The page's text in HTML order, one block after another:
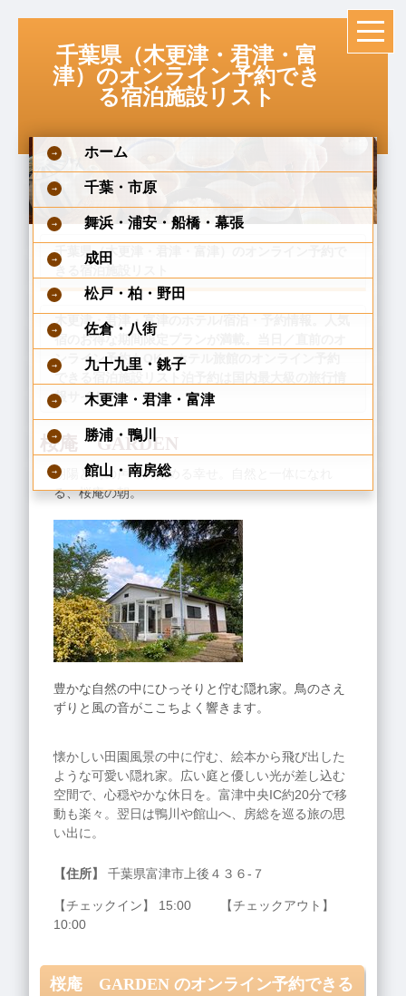
千葉県（木更津・君津・富
津）のオンライン予約でき
る宿泊施設リスト
ホーム
千葉・市原
舞浜・浦安・船橋・幕張
成田
松戸・柏・野田
佐倉・八街
九十九里・銚子
木更津・君津・富津
勝浦・鴨川
館山・南房総
千葉県（木更津・君津・富津）のオンライン予約で
きる宿泊施設リスト
木更津・君津・富津のホテル/宿泊・予約情報。人気
宿のお得な期間限定プランが満載。当日／直前のオ
ンライン予約もOK。ホテル旅館のオンライン予約
できる宿泊施設リスト泊予約は国内最大級の旅行情
報サイト
桜庵 GARDEN
朝陽と鳥の声で目覚める幸せ。自然と一体になれ
る、桜庵の朝。
豊かな自然の中にひっそりと佇む隠れ家。鳥のさえ
ずりと風の音がここちよく響きます。
懐かしい田園風景の中に佇む、絵本から飛び出した
ような可愛い隠れ家。広い庭と優しい光が差し込む
空間で、心穏やかな休日を。富津中央IC約20分で移
動も楽々。翌日は鴨川や館山へ、房総を巡る旅の思
い出に。
【住所】 千葉県富津市上後４３６‐７
【チェックイン】 15:00 【チェックアウト】
10:00
桜庵 GARDEN のオンライン予約できる